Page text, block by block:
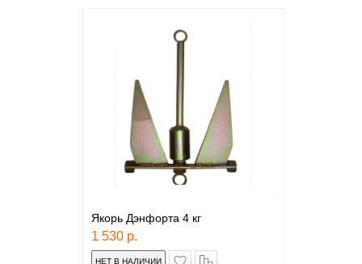
Якорь Дэнфорта 4 кг
1 530 р.
в закладки